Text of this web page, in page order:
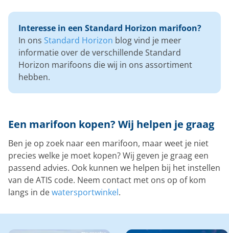
Interesse in een Standard Horizon marifoon?
In ons Standard Horizon blog vind je meer
informatie over de verschillende Standard
Horizon marifoons die wij in ons assortiment
hebben.
Een marifoon kopen? Wij helpen je graag
Ben je op zoek naar een marifoon, maar weet je niet
precies welke je moet kopen? Wij geven je graag een
passend advies. Ook kunnen we helpen bij het instellen
van de ATIS code. Neem contact met ons op of kom
langs in dewatersportwinkel.